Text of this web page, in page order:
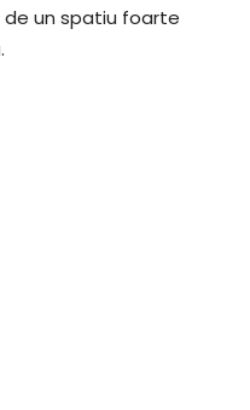
un spatiu foarte